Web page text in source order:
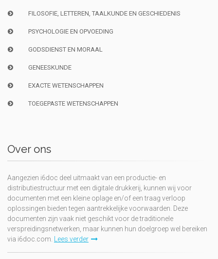
FILOSOFIE, LETTEREN, TAALKUNDE EN GESCHIEDENIS
PSYCHOLOGIE EN OPVOEDING
GODSDIENST EN MORAAL
GENEESKUNDE
EXACTE WETENSCHAPPEN
TOEGEPASTE WETENSCHAPPEN
Over ons
Aangezien i6doc deel uitmaakt van een productie- en
distributiestructuur met een digitale drukkerij, kunnen wij voor
documenten met een kleine oplage en/of een traag verloop
oplossingen bieden tegen aantrekkelijke voorwaarden. Deze
documenten zijn vaak niet geschikt voor de traditionele
verspreidingsnetwerken, maar kunnen hun doelgroep wel bereiken
via i6doc.com. Lees verder